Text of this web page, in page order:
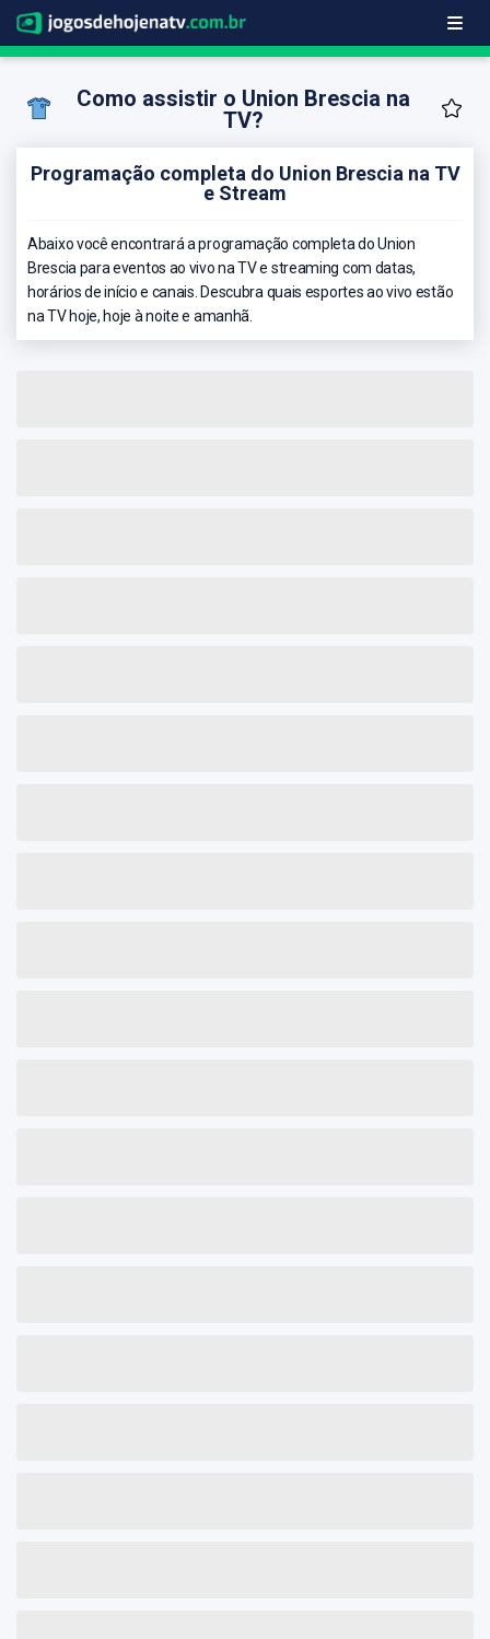
Como assistir o Union Brescia na
TV?
Programação completa do Union Brescia na TV
e Stream
Abaixo você encontrará a programação completa do Union
Brescia para eventos ao vivo na TV e streaming com datas,
horários de início e canais. Descubra quais esportes ao vivo estão
na TV hoje, hoje à noite e amanhã.